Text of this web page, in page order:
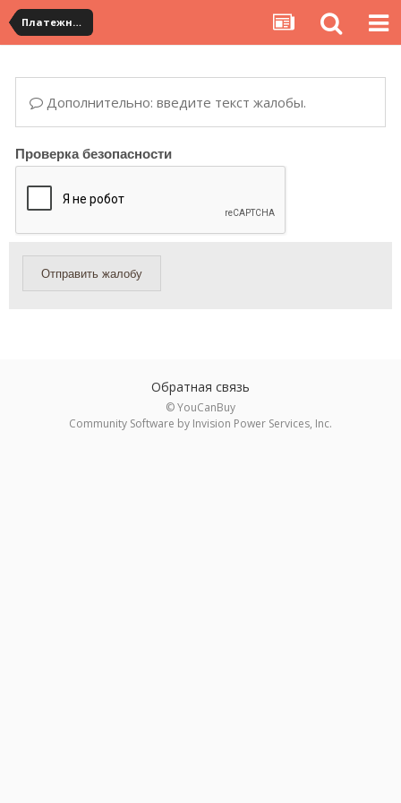
Платежная система ALIPAY и оплата банковскими картами
Дополнительно: введите текст жалобы.
Проверка безопасности
Отправить жалобу
Обратная связь
© YouCanBuy
Community Software by Invision Power Services, Inc.